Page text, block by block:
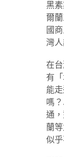
黑
爾
國
灣
在
有
能
嗎
通
蘭
似